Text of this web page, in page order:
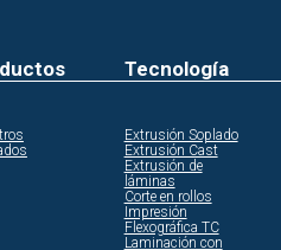
Tecnología
Extrusión Soplado
Extrusión Cast
Extrusión de
láminas
Corte en rollos
Impresión
Flexográfica TC
Laminación con